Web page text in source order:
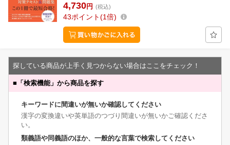
4,730円 (税込)
43ポイント 1倍
探している商品が上手く見つからない場合はここをチェック！
■ 「検索機能」から商品を探す
キーワードに間違いが無いか確認してください
漢字の変換違いや英単語のつづり間違いが無いかご確認くださ
い。
類義語や同義語のほか、一般的な言葉で検索してください